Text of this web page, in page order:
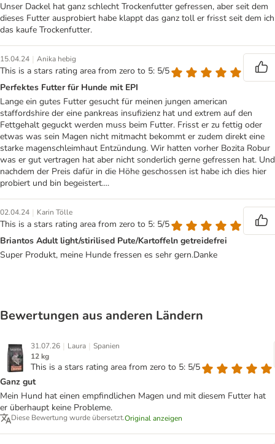
Unser Dackel hat ganz schlecht Trockenfutter gefressen, aber seit dem
dieses Futter ausprobiert habe klappt das ganz toll er frisst seit dem ich
das kaufe Trockenfutter.
15.04.24 | Anika hebig
This is a stars rating area from zero to 5: 5/5
Perfektes Futter für Hunde mit EPI
Lange ein gutes Futter gesucht für meinen jungen american
staffordshire der eine pankreas insufizienz hat und extrem auf den
Fettgehalt geguckt werden muss beim Futter. Frisst er zu fettig oder
etwas was sein Magen nicht mitmacht bekommt er zudem direkt eine
starke magenschleimhaut Entzündung. Wir hatten vorher Bozita Robur
was er gut vertragen hat aber nicht sonderlich gerne gefressen hat. Und
nachdem der Preis dafür in die Höhe geschossen ist habe ich dies hier
probiert und bin begeistert....
02.04.24 | Karin Tölle
This is a stars rating area from zero to 5: 5/5
Briantos Adult light/stirilised Pute/Kartoffeln getreidefrei
Super Produkt, meine Hunde fressen es sehr gern.Danke
Bewertungen aus anderen Ländern
31.07.26 | Laura | Spanien
12 kg
This is a stars rating area from zero to 5: 5/5
Ganz gut
Mein Hund hat einen empfindlichen Magen und mit diesem Futter hat
er überhaupt keine Probleme.
Diese Bewertung wurde übersetzt.Original anzeigen